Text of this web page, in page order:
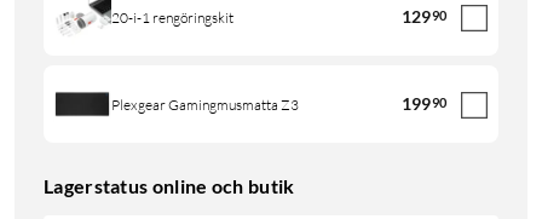
20-i-1 rengöringskit 12990
Plexgear Gamingmusmatta Z3 19990
Lagerstatus online och butik